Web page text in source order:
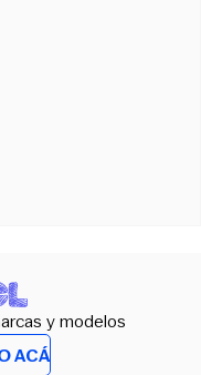
y modelos
ACÁ